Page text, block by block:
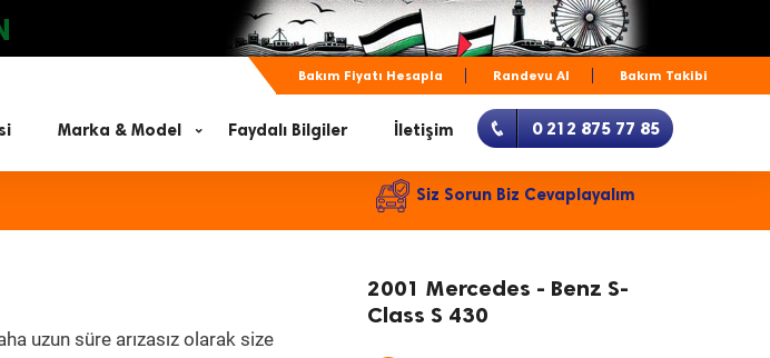
Bakım Fiyatı Hesapla Randevu Al Bakım Takibi
Marka & Model Faydalı Bilgiler İletişim 0 212 875 77 85
Siz Sorun Biz Cevaplayalım
uzun süre arızasız olarak size
2001 Mercedes - Benz S-
Class S 430